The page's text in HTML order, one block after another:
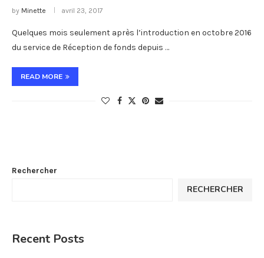
by Minette avril 23, 2017
Quelques mois seulement après l’introduction en octobre 2016
du service de Réception de fonds depuis …
READ MORE
Rechercher
RECHERCHER
Recent Posts